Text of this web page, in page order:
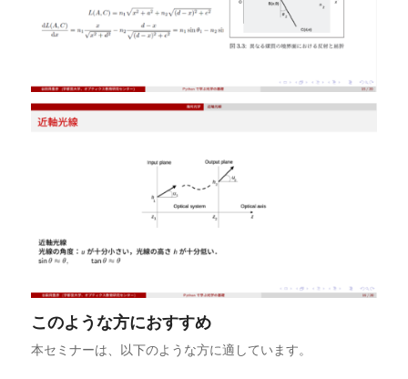
このような方におすすめ
本セミナーは、以下のような方に適しています。